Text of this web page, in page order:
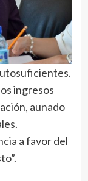
ingresos
aunado
a favor del